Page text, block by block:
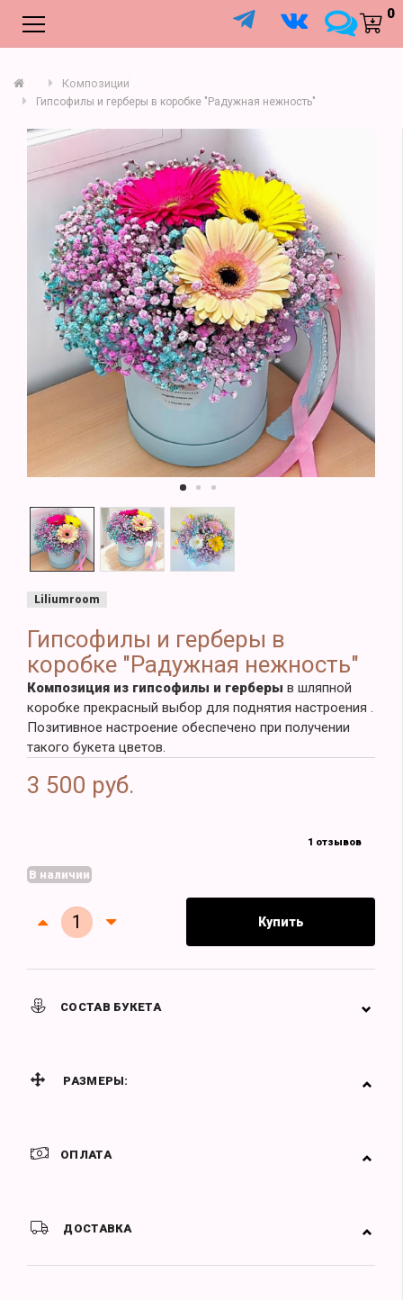
0
Композиции
Гипсофилы и герберы в коробке "Радужная нежность"
Liliumroom
Гипсофилы и герберы в
коробке "Радужная нежность"
Композиция из гипсофилы и герберы в шляпной
коробке прекрасный выбор для поднятия настроения .
Позитивное настроение обеспечено при получении
такого букета цветов.
3 500 руб.
1 отзывов
В наличии
Купить
СОСТАВ БУКЕТА
РАЗМЕРЫ:
ОПЛАТА
ДОСТАВКА